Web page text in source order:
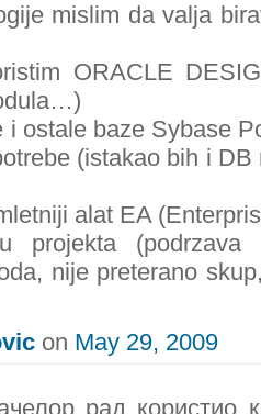
mislim da valja
ORACLE
i ostale baze Sybase
(istakao bih i
alat EA
projekta
nije preterano
on May 29, 2009
рад користио